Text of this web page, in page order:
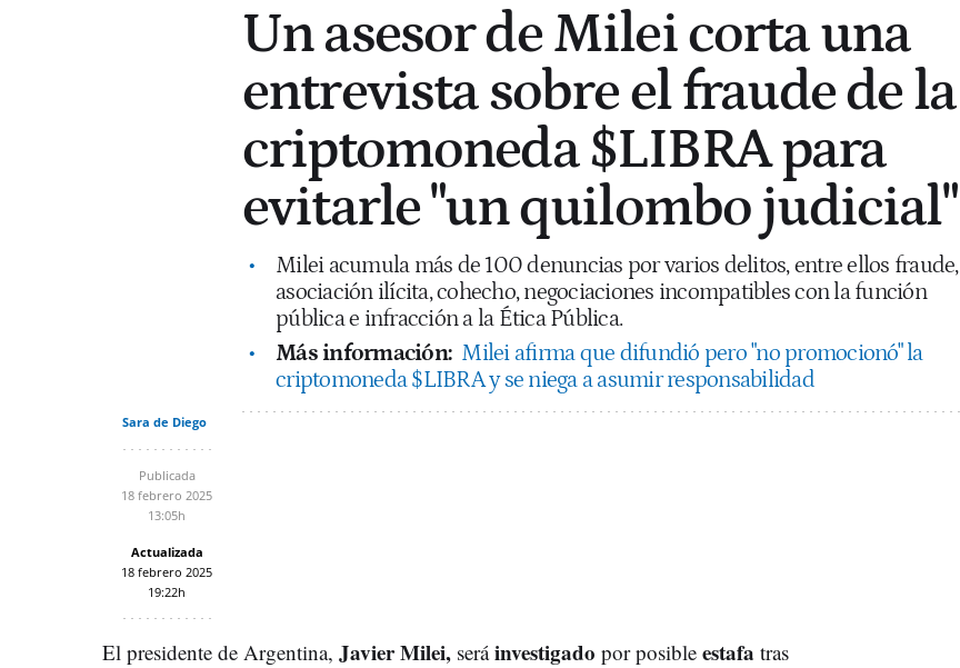
Un asesor de Milei corta una
entrevista sobre el fraude de la
criptomoneda $LIBRA para
evitarle "un quilombo judicial"
Milei acumula más de 100 denuncias por varios delitos, entre ellos fraude,
asociación ilícita, cohecho, negociaciones incompatibles con la función
pública e infracción a la Ética Pública.
Más información: Milei afirma que difundió pero "no promocionó" la
criptomoneda $LIBRA y se niega a asumir responsabilidad
Sara de Diego
Publicada
18 febrero 2025
13:05h
Actualizada
18 febrero 2025
19:22h
El presidente de Argentina, Javier Milei, seráinvestigado por posible estafa tras